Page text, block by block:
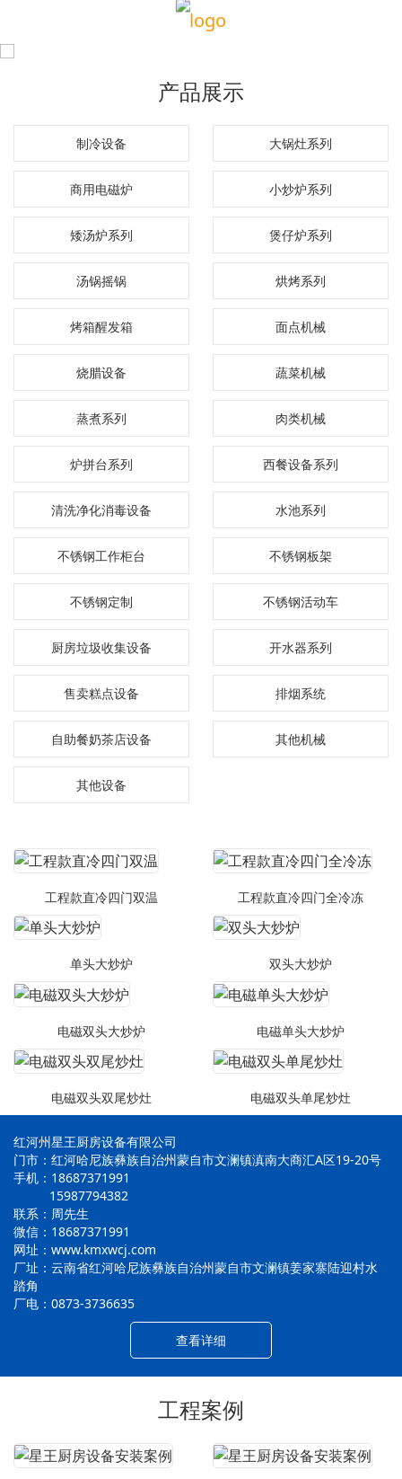
产品展示
制冷设备 大锅灶系列
商用电磁炉 小炒炉系列
矮汤炉系列 煲仔炉系列
汤锅摇锅 烘烤系列
烤箱醒发箱 面点机械
烧腊设备 蔬菜机械
蒸煮系列 肉类机械
炉拼台系列 西餐设备系列
清洗净化消毒设备 水池系列
不锈钢工作柜台 不锈钢板架
不锈钢定制 不锈钢活动车
厨房垃圾收集设备 开水器系列
售卖糕点设备 排烟系统
自助餐奶茶店设备 其他机械
其他设备
工程款直冷四门双温 工程款直冷四门全冷冻
单头大炒炉 双头大炒炉
电磁双头大炒炉 电磁单头大炒炉
电磁双头双尾炒灶 电磁双头单尾炒灶
红河州星王厨房设备有限公司
门市：红河哈尼族彝族自治州蒙自市文澜镇滇南大商汇A区19-20号
手机：18687371991
15987794382
联系：周先生
微信：18687371991
网址：www.kmxwcj.com
厂址：云南省红河哈尼族彝族自治州蒙自市文澜镇姜家寨陆迎村水
踏角
厂电：0873-3736635
查看详细
工程案例